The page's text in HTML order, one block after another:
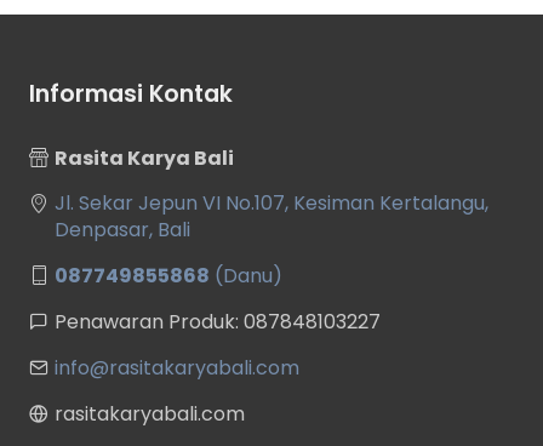
Informasi Kontak
Rasita Karya Bali
Jl. Sekar Jepun VI No.107, Kesiman Kertalangu,
Denpasar, Bali
087749855868 (Danu)
Penawaran Produk: 087848103227
info@rasitakaryabali.com
rasitakaryabali.com